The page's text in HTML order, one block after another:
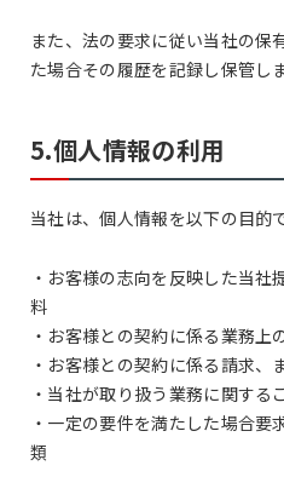
また、法の要求に従い当社の保
た場合その履歴を記録し保管しま
5.個人情報の利用
当社は、個人情報を以下の目的
・お客様の志向を反映した当
料
・お客様との契約に係る業務上
・お客様との契約に係る請求、
・当社が取り扱う業務に関する
・一定の要件を満たした場合要
類